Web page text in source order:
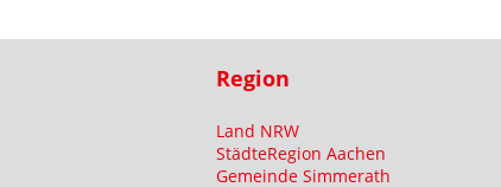
Region
Land NRW
StädteRegion Aachen
Gemeinde Simmerath